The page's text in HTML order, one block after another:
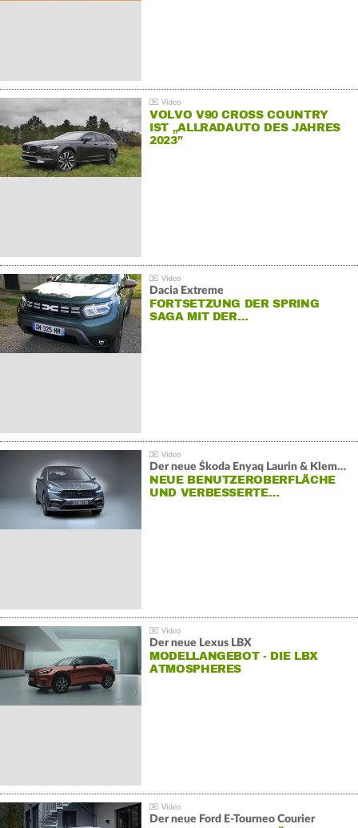
VOLVO V90 CROSS COUNTRY
IST „ALLRADAUTO DES JAHRES
2023”
Dacia Extreme
FORTSETZUNG DER SPRING
SAGA MIT DER…
Der neue Škoda Enyaq Laurin & Klement
NEUE BENUTZEROBERFLÄCHE
UND VERBESSERTE…
Der neue Lexus LBX
MODELLANGEBOT - DIE LBX
ATMOSPHERES
Der neue Ford E-Tourneo Courier